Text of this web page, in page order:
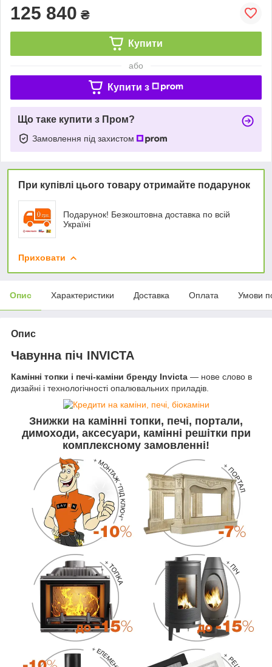
125 840 ₴
Купити
або
Купити з
Що таке купити з Пром?
Замовлення під захистом
При купівлі цього товару отримайте подарунок
Подарунок! Безкоштовна доставка по всій
Україні
Приховати
Опис Характеристики Доставка Оплата Умови
Опис
Чавунна піч INVICTA
Камінні топки і печі-каміни бренду Invicta — нове слово в
дизайні і технологічності опалювальних приладів.
Знижки на камінні топки, печі, портали,
димоходи, аксесуари, камінні решітки при
комплексному замовленні!